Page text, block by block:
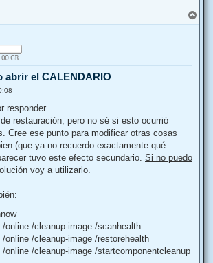
r
abrir el CALENDARIO
responder.
restauración, pero no sé si esto ocurrió
Cree ese punto para modificar otras cosas
(que ya no recuerdo exactamente qué
tuvo este efecto secundario. Si no puedo
voy a utilizarlo.
online /cleanup-image /scanhealth
online /cleanup-image /restorehealth
online /cleanup-image /startcomponentcleanup